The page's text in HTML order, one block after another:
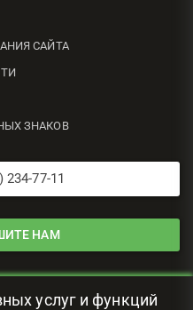
САЙТА
ЗНАКОВ
234-77-11
НАМ
услуг и функций